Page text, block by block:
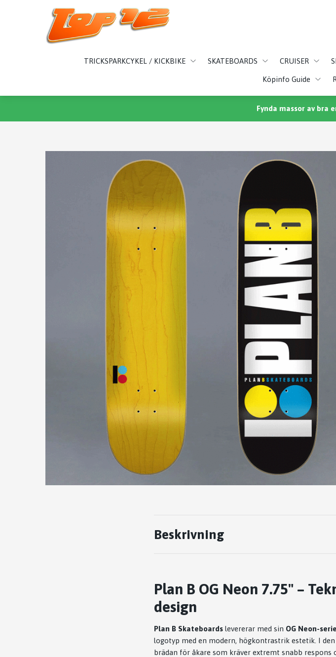
TRICKSPARKCYKEL / KICKBIKE SKATEBOARDS CRUISER
Köpinfo Guide
Fynda massor av bra
Beskrivning
Plan B OG Neon 7.75" –
design
Plan B Skateboards levererar med sin OG Neon-serie
logotyp med en modern, högkontrastrik estetik. I den
brädan för åkare som kräver extremt snabb